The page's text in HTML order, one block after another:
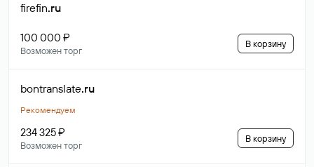
firefin.ru
100 000 ₽
Возможен торг
В корзину
bontranslate.ru
Рекомендуем
234 325 ₽
Возможен торг
В корзину